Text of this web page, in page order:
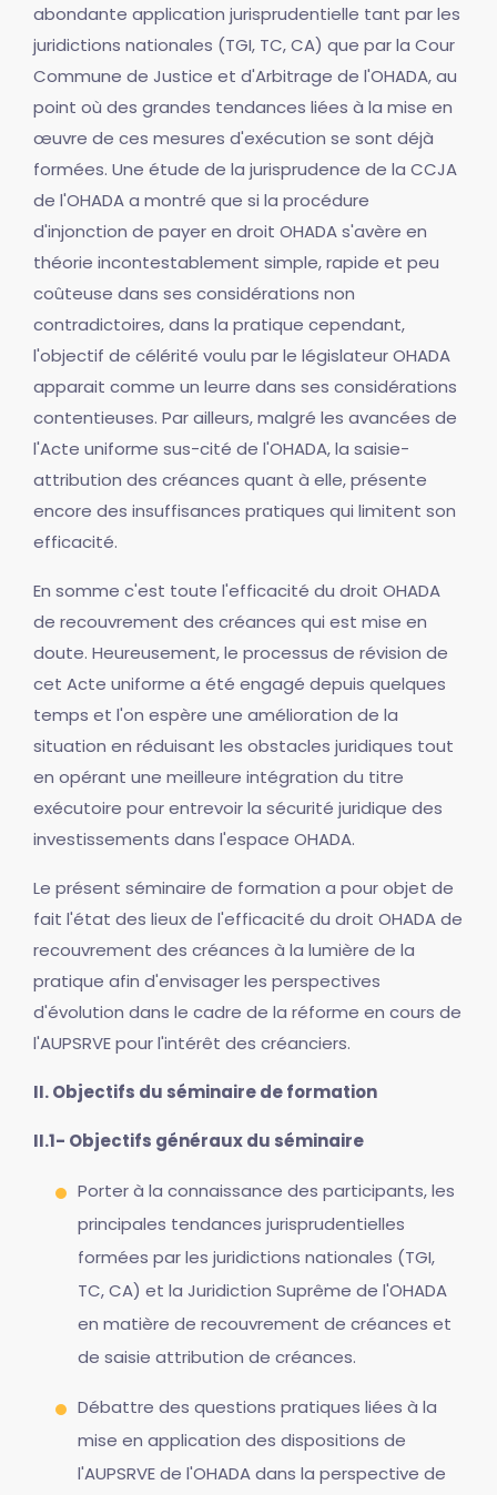
abondante application jurisprudentielle tant par les
juridictions nationales (TGI, TC, CA) que par la Cour
Commune de Justice et d'Arbitrage de l'OHADA, au
point où des grandes tendances liées à la mise en
œuvre de ces mesures d'exécution se sont déjà
formées. Une étude de la jurisprudence de la CCJA
de l'OHADA a montré que si la procédure
d'injonction de payer en droit OHADA s'avère en
théorie incontestablement simple, rapide et peu
coûteuse dans ses considérations non
contradictoires, dans la pratique cependant,
l'objectif de célérité voulu par le législateur OHADA
apparait comme un leurre dans ses considérations
contentieuses. Par ailleurs, malgré les avancées de
l'Acte uniforme sus-cité de l'OHADA, la saisie-
attribution des créances quant à elle, présente
encore des insuffisances pratiques qui limitent son
efficacité.
En somme c'est toute l'efficacité du droit OHADA
de recouvrement des créances qui est mise en
doute. Heureusement, le processus de révision de
cet Acte uniforme a été engagé depuis quelques
temps et l'on espère une amélioration de la
situation en réduisant les obstacles juridiques tout
en opérant une meilleure intégration du titre
exécutoire pour entrevoir la sécurité juridique des
investissements dans l'espace OHADA.
Le présent séminaire de formation a pour objet de
fait l'état des lieux de l'efficacité du droit OHADA de
recouvrement des créances à la lumière de la
pratique afin d'envisager les perspectives
d'évolution dans le cadre de la réforme en cours de
l'AUPSRVE pour l'intérêt des créanciers.
II. Objectifs du séminaire de formation
II.1- Objectifs généraux du séminaire
Porter à la connaissance des participants, les
principales tendances jurisprudentielles
formées par les juridictions nationales (TGI,
TC, CA) et la Juridiction Suprême de l'OHADA
en matière de recouvrement de créances et
de saisie attribution de créances.
Débattre des questions pratiques liées à la
mise en application des dispositions de
l'AUPSRVE de l'OHADA dans la perspective de